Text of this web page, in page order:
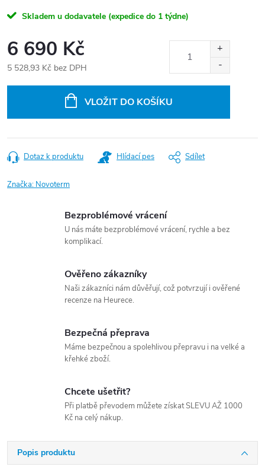
Skladem u dodavatele (expedice do 1 týdne)
6 690 Kč
5 528,93 Kč bez DPH
VLOŽIT DO KOŠÍKU
Dotaz k produktu Hlídací pes Sdílet
Značka: Novoterm
Bezproblémové vrácení
U nás máte bezproblémové vrácení, rychle a bez
komplikací.
Ověřeno zákazníky
Naši zákazníci nám důvěřují, což potvrzují i ověřené
recenze na Heurece.
Bezpečná přeprava
Máme bezpečnou a spolehlivou přepravu i na velké a
křehké zboží.
Chcete ušetřit?
Při platbě převodem můžete získat SLEVU AŽ 1000
Kč na celý nákup.
Popis produktu